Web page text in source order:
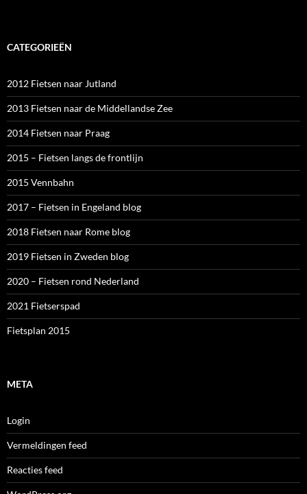
CATEGORIEËN
2012 Fietsen naar Jutland
2013 Fietsen naar de Middellandse Zee
2014 Fietsen naar Praag
2015 – Fietsen langs de frontlijn
2015 Vennbahn
2017 – Fietsen in Engeland blog
2018 Fietsen naar Rome blog
2019 Fietsen in Zweden blog
2020 – Fietsen rond Nederland
2021 Fietserspad
Fietsplan 2015
META
Login
Vermeldingen feed
Reacties feed